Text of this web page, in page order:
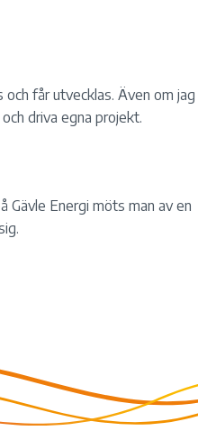
får utvecklas. Även om jag
driva egna projekt.
Gävle Energi möts man av en